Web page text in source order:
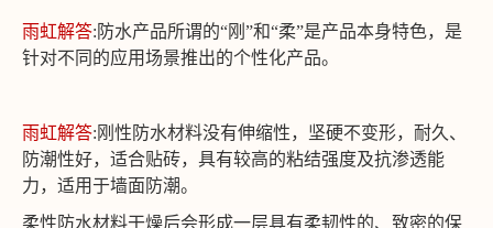
雨虹解答:防水产品所谓的“刚”和“柔”是产品本身特色，是
针对不同的应用场景推出的个性化产品。
雨虹解答:刚性防水材料没有伸缩性，坚硬不变形，耐久、
防潮性好，适合贴砖，具有较高的粘结强度及抗渗透能
力，适用于墙面防潮。
柔性防水材料干燥后会形成一层具有柔韧性的、致密的保